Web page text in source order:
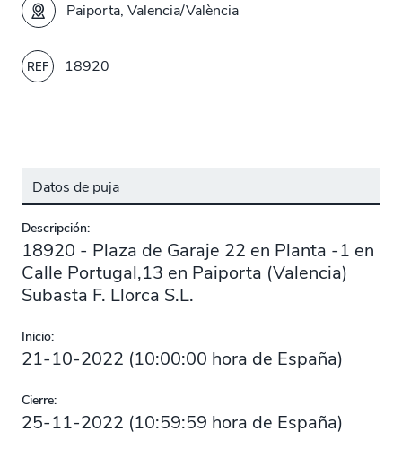
Paiporta, Valencia/València
REF 18920
Datos de puja
Descripción:
18920 - Plaza de Garaje 22 en Planta -1 en
Calle Portugal,13 en Paiporta (Valencia)
Subasta F. Llorca S.L.
Inicio:
21-10-2022 (10:00:00 hora de España)
Cierre:
25-11-2022 (10:59:59 hora de España)